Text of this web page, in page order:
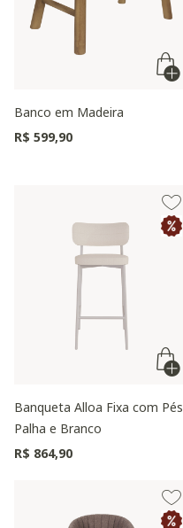
Banco em Madeira
R$ 599,90
Banqueta Alloa Fixa com Pés
Palha e Branco
R$ 864,90